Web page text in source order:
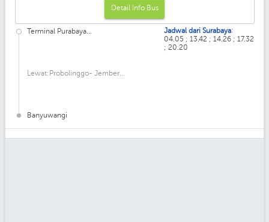
Detail Info Bus
Terminal Purabaya...
Lewat:Probolinggo- Jember...
Banyuwangi
Jadwal dari Surabaya:
04.05 ; 13.42 ; 14.26 ; 17.32
; 20.20